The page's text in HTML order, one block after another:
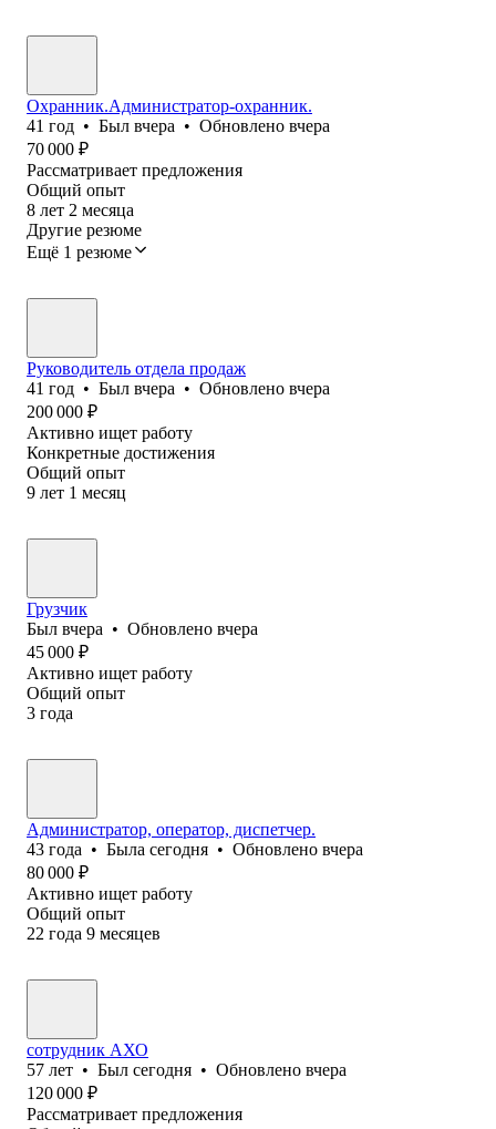
Охранник.Администратор-охранник.
41 год • Был вчера • Обновлено вчера
70 000 ₽
Рассматривает предложения
Общий опыт
8 лет 2 месяца
Другие резюме
Ещё 1 резюме
Руководитель отдела продаж
41 год • Был вчера • Обновлено вчера
200 000 ₽
Активно ищет работу
Конкретные достижения
Общий опыт
9 лет 1 месяц
Грузчик
Был вчера • Обновлено вчера
45 000 ₽
Активно ищет работу
Общий опыт
3 года
Администратор, оператор, диспетчер.
43 года • Была сегодня • Обновлено вчера
80 000 ₽
Активно ищет работу
Общий опыт
22 года 9 месяцев
сотрудник АХО
57 лет • Был сегодня • Обновлено вчера
120 000 ₽
Рассматривает предложения